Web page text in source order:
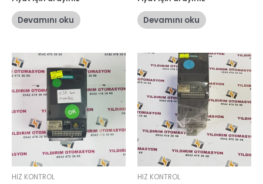
üzerinden
oy
aldıDevamını oku
üzerinden
oy
aldıDevamını oku
HIZ KONTROL HIZ KONTROL